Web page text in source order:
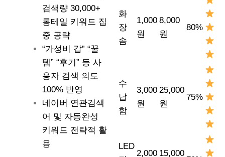
검색량 30,000+
롱테일 키워드 집
중 공략
“가성비 갑” “꿀
템” “후기” 등 사
용자 검색 의도
100% 반영
네이버 연관검색
어 및 자동완성
키워드 전략적 활
용
화
장
솜
1,000
원
8,000
원
80%
수
납
함
3,000
원
25,000
원
75%
LED
2,000 15,000